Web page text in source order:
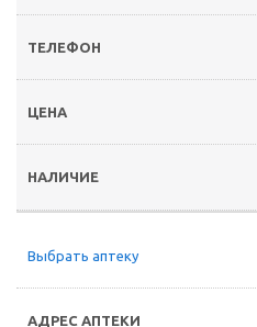
Выбрать аптеку